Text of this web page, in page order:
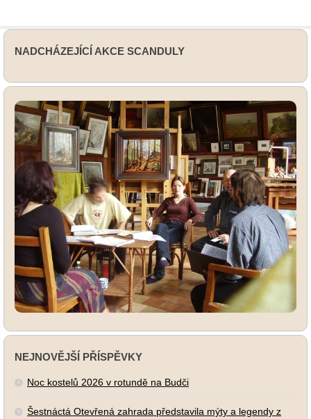
NADCHÁZEJÍCÍ AKCE SCANDULY
NEJNOVĚJŠÍ PŘÍSPĚVKY
Noc kostelů 2026 v rotundě na Budči
Šestnáctá Otevřená zahrada představila mýty a legendy z